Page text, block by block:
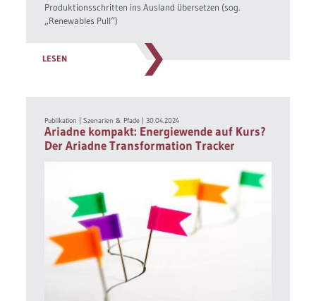
Produktionsschritten ins Ausland übersetzen (sog.
„Renewables Pull“)
LESEN
Publikation |Szenarien & Pfade |30.04.2024
Ariadne kompakt: Energiewende auf Kurs?
Der Ariadne Transformation Tracker